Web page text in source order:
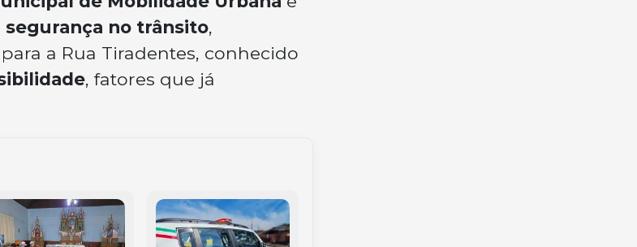
segurança no trânsito,
a Rua Tiradentes, conhecido
, fatores que já